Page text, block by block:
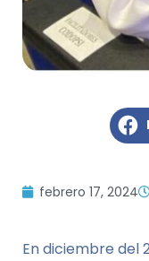
febrero 17, 2024
En diciembre del